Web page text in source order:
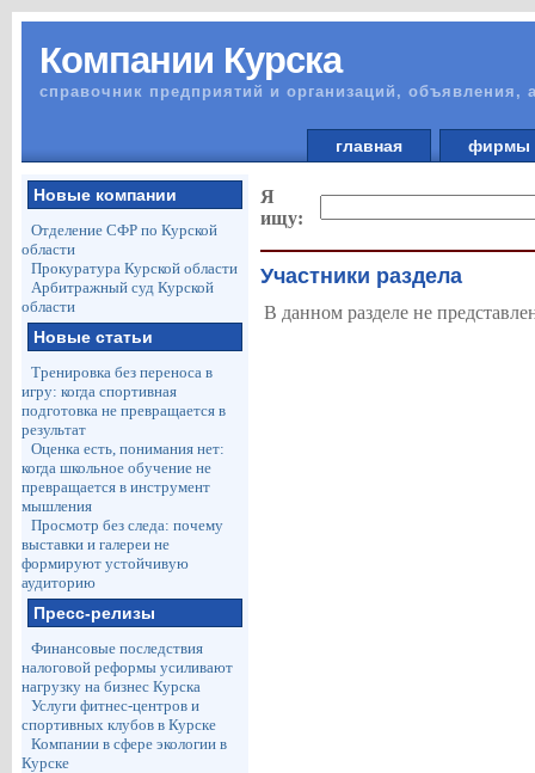
Компании Курска
справочник предприятий и организаций, объявления,
главная
Новые компании
Отделение СФР по Курской
области
Прокуратура Курской области
Арбитражный суд Курской
области
Новые статьи
Тренировка без переноса в
игру: когда спортивная
подготовка не превращается в
результат
Оценка есть, понимания нет:
когда школьное обучение не
превращается в инструмент
мышления
Просмотр без следа: почему
выставки и галереи не
формируют устойчивую
аудиторию
Пресс-релизы
Финансовые последствия
налоговой реформы усиливают
нагрузку на бизнес Курска
Услуги фитнес-центров и
спортивных клубов в Курске
Компании в сфере экологии в
Курске
Я
ищу:
Участники раздела
В данном разделе не